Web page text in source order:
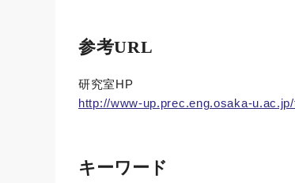
参考URL
研究室HP
http://www-up.prec.eng.osaka-
キーワード